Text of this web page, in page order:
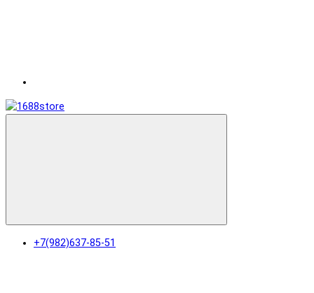
+7(982)637-85-51